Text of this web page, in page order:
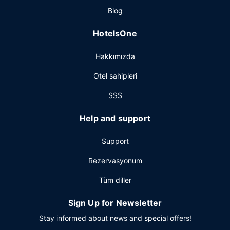
resepsiyon ve çamaşırhane mevcuttur. Ücretsiz otopark
Blog
HotelsOne
Hakkımızda
Otel sahipleri
SSS
Help and support
Support
Rezervasyonum
Tüm diller
Sign Up for Newsletter
Stay informed about news and special offers!